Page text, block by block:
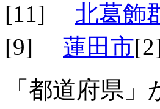
[11] 北葛飾
[9] 蓮田市
「都道府県